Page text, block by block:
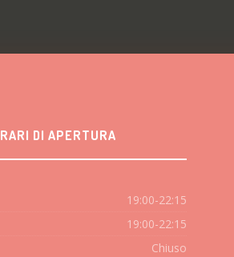
DI APERTURA
19:00-22:15
19:00-22:15
Chiuso